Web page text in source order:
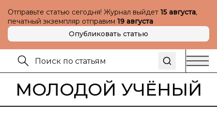
Отправьте статью сегодня! Журнал выйдет 15 августа,
печатный экземпляр отправим 19 августа
Опубликовать статью
МОЛОДОЙ УЧЁНЫЙ